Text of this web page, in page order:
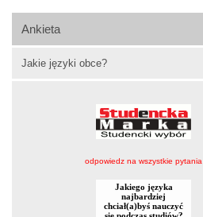
Ankieta
Jakie języki obce?
odpowiedz na wszystkie pytania